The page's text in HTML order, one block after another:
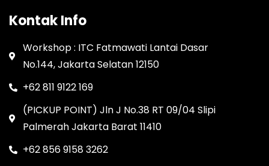
Kontak Info
Workshop : ITC Fatmawati Lantai Dasar
No.144, Jakarta Selatan 12150
+62 811 9122 169
(PICKUP POINT) Jln J No.38 RT 09/04 Slipi
Palmerah Jakarta Barat 11410
+62 856 9158 3262